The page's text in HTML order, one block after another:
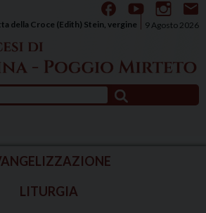
9 Agosto 2026
della Croce (Edith) Stein, vergine
LITURGIA